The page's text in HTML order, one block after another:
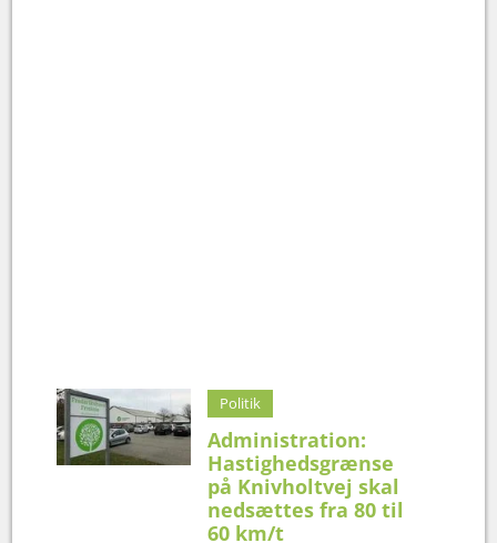
Politik
Administration:
Hastighedsgrænse
på Knivholtvej skal
nedsættes fra 80 til
60 km/t